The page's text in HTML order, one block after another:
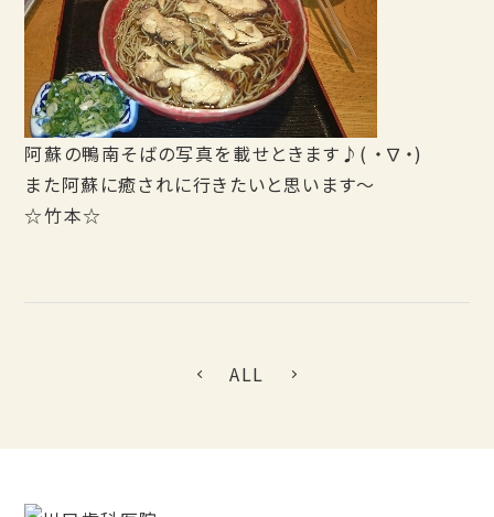
阿蘇の鴨南そばの写真を載せときます♪( ・∇・)
また阿蘇に癒されに行きたいと思います～
☆竹本☆
ALL